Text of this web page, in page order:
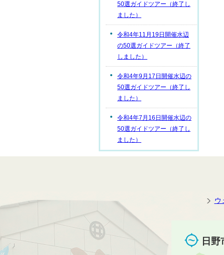
50選ガイドツアー（終了し
ました）
令和4年11月19日開催水辺
の50選ガイドツアー（終了
しました）
令和4年9月17日開催水辺の
50選ガイドツアー（終了し
ました）
令和4年7月16日開催水辺の
50選ガイドツアー（終了し
ました）
ウ
日